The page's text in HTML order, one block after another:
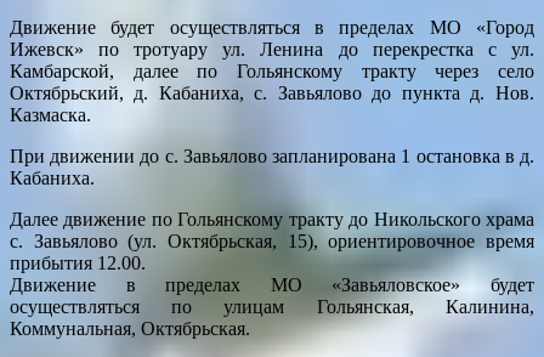
Движение будет осуществляться в пределах МО «Город
Ижевск» по тротуару ул. Ленина до перекрестка с ул.
Камбарской, далее по Гольянскому тракту через село
Октябрьский, д. Кабаниха, с. Завьялово до пункта д. Нов.
Казмаска.
При движении до с. Завьялово запланирована 1 остановка в д.
Кабаниха.
Далее движение по Гольянскому тракту до Никольского храма
с. Завьялово (ул. Октябрьская, 15), ориентировочное время
прибытия 12.00.
Движение в пределах МО «Завьяловское» будет
осуществляться по улицам Гольянская, Калинина,
Коммунальная, Октябрьская.